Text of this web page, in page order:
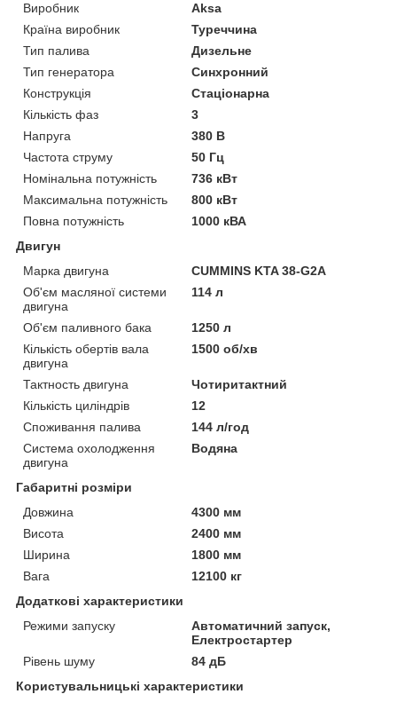
Виробник
Aksa
Країна виробник
Туреччина
Тип палива
Дизельне
Тип генератора
Синхронний
Конструкція
Стаціонарна
Кількість фаз
3
Напруга
380 В
Частота струму
50 Гц
Номінальна потужність
736 кВт
Максимальна потужність
800 кВт
Повна потужність
1000 кВА
Двигун
Марка двигуна
CUMMINS KTA 38-G2A
Об'єм масляної системи
двигуна
114 л
Об'єм паливного бака
1250 л
Кількість обертів вала
двигуна
1500 об/хв
Тактность двигуна
Чотиритактний
Кількість циліндрів
12
Споживання палива
144 л/год
Система охолодження
двигуна
Водяна
Габаритні розміри
Довжина
4300 мм
Висота
2400 мм
Ширина
1800 мм
Вага
12100 кг
Додаткові характеристики
Режими запуску
Автоматичний запуск,
Електростартер
Рівень шуму
84 дБ
Користувальницькі характеристики